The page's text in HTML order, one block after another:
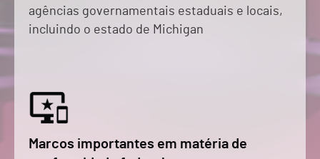
agências governamentais estaduais e locais,
incluindo o estado de Michigan
Marcos importantes em matéria de